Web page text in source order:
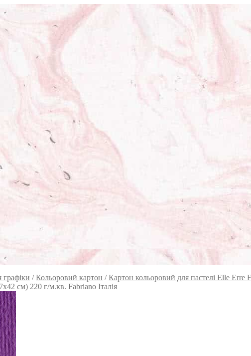
графіки /Кольоровий картон /Картон кольоровий для пастелі Elle Erre
см) 220 г/м.кв. Fabriano Італія